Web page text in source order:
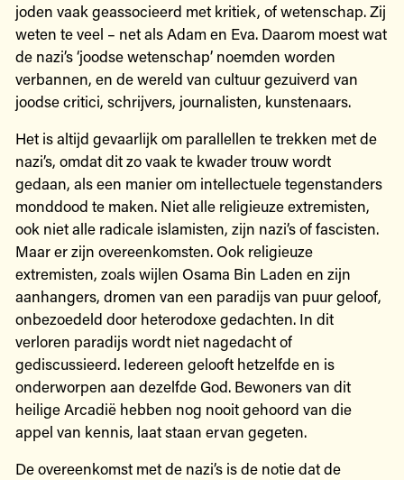
joden vaak geassocieerd met kritiek, of wetenschap. Zij
weten te veel – net als Adam en Eva. Daarom moest wat
de nazi’s ‘joodse wetenschap’ noemden worden
verbannen, en de wereld van cultuur gezuiverd van
joodse critici, schrijvers, journalisten, kunstenaars.
Het is altijd gevaarlijk om parallellen te trekken met de
nazi’s, omdat dit zo vaak te kwader trouw wordt
gedaan, als een manier om intellectuele tegenstanders
monddood te maken. Niet alle religieuze extremisten,
ook niet alle radicale islamisten, zijn nazi’s of fascisten.
Maar er zijn overeenkomsten. Ook religieuze
extremisten, zoals wijlen Osama Bin Laden en zijn
aanhangers, dromen van een paradijs van puur geloof,
onbezoedeld door heterodoxe gedachten. In dit
verloren paradijs wordt niet nagedacht of
gediscussieerd. Iedereen gelooft hetzelfde en is
onderworpen aan dezelfde God. Bewoners van dit
heilige Arcadië hebben nog nooit gehoord van die
appel van kennis, laat staan ervan gegeten.
De overeenkomst met de nazi’s is de notie dat de